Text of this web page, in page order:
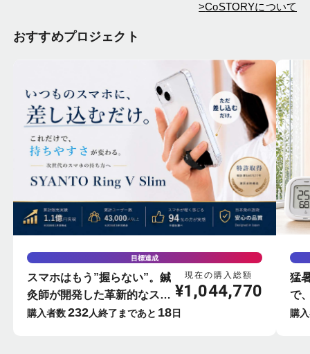
>CoSTORYについて
おすすめプロジェクト
目標達成
スマホはもう”握らない”。鍼
灸師が開発した革新的なスマ
ホリング-SYANTO-
現在の購入総額
¥1,044,770
購入者数232人終了まであと 18日
猛
で
屋
購